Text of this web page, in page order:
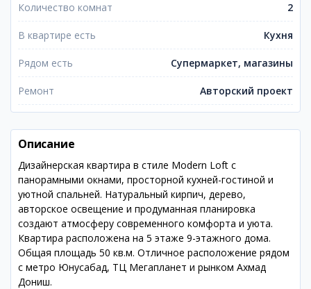
Количество комнат 2
В квартире есть Кухня
Рядом есть Супермаркет, магазины
Ремонт Авторский проект
Описание
Дизайнерская квартира в стиле Modern Loft с
панорамными окнами, просторной кухней-гостиной и
уютной спальней. Натуральный кирпич, дерево,
авторское освещение и продуманная планировка
создают атмосферу современного комфорта и уюта.
Квартира расположена на 5 этаже 9-этажного дома.
Общая площадь 50 кв.м. Отличное расположение рядом
с метро Юнусабад, ТЦ Мегапланет и рынком Ахмад
Дониш.